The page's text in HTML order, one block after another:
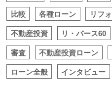
比較 各種ローン リフ
不動産投資 リ・バース60
審査 不動産投資ローン
ローン全般 インタビュー